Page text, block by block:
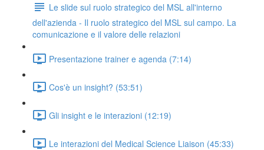
Le slide sul ruolo strategico del MSL all'interno
dell'azienda - Il ruolo strategico del MSL sul campo. La
comunicazione e il valore delle relazioni
Presentazione trainer e agenda (7:14)
Cos'è un insight? (53:51)
Gli insight e le interazioni (12:19)
Le interazioni del Medical Science Liaison (45:33)